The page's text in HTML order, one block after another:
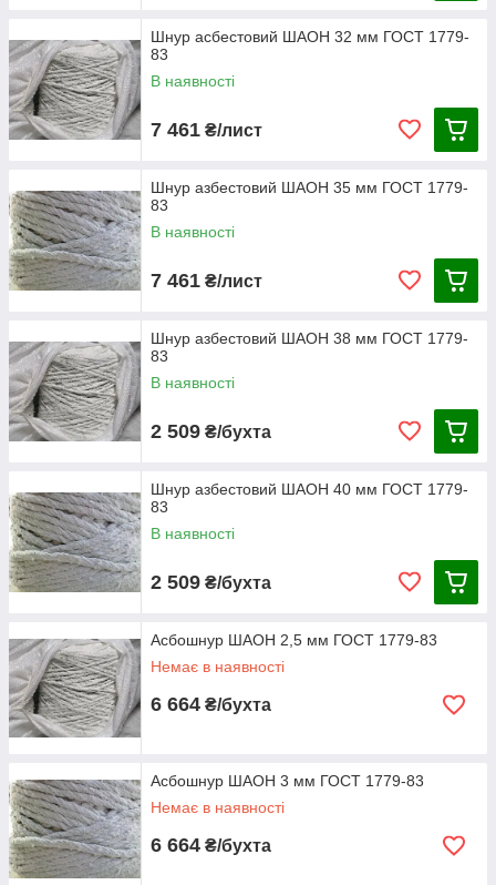
Шнур асбестовий ШАОН 32 мм ГОСТ 1779-
83
В наявності
7 461 ₴/лист
Шнур азбестовий ШАОН 35 мм ГОСТ 1779-
83
В наявності
7 461 ₴/лист
Шнур азбестовий ШАОН 38 мм ГОСТ 1779-
83
В наявності
2 509 ₴/бухта
Шнур азбестовий ШАОН 40 мм ГОСТ 1779-
83
В наявності
2 509 ₴/бухта
Асбошнур ШАОН 2,5 мм ГОСТ 1779-83
Немає в наявності
6 664 ₴/бухта
Асбошнур ШАОН 3 мм ГОСТ 1779-83
Немає в наявності
6 664 ₴/бухта